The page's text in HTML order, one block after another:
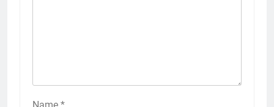
Name *